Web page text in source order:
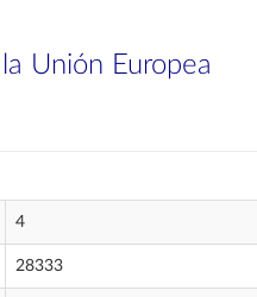
Unión Europea
4
28333